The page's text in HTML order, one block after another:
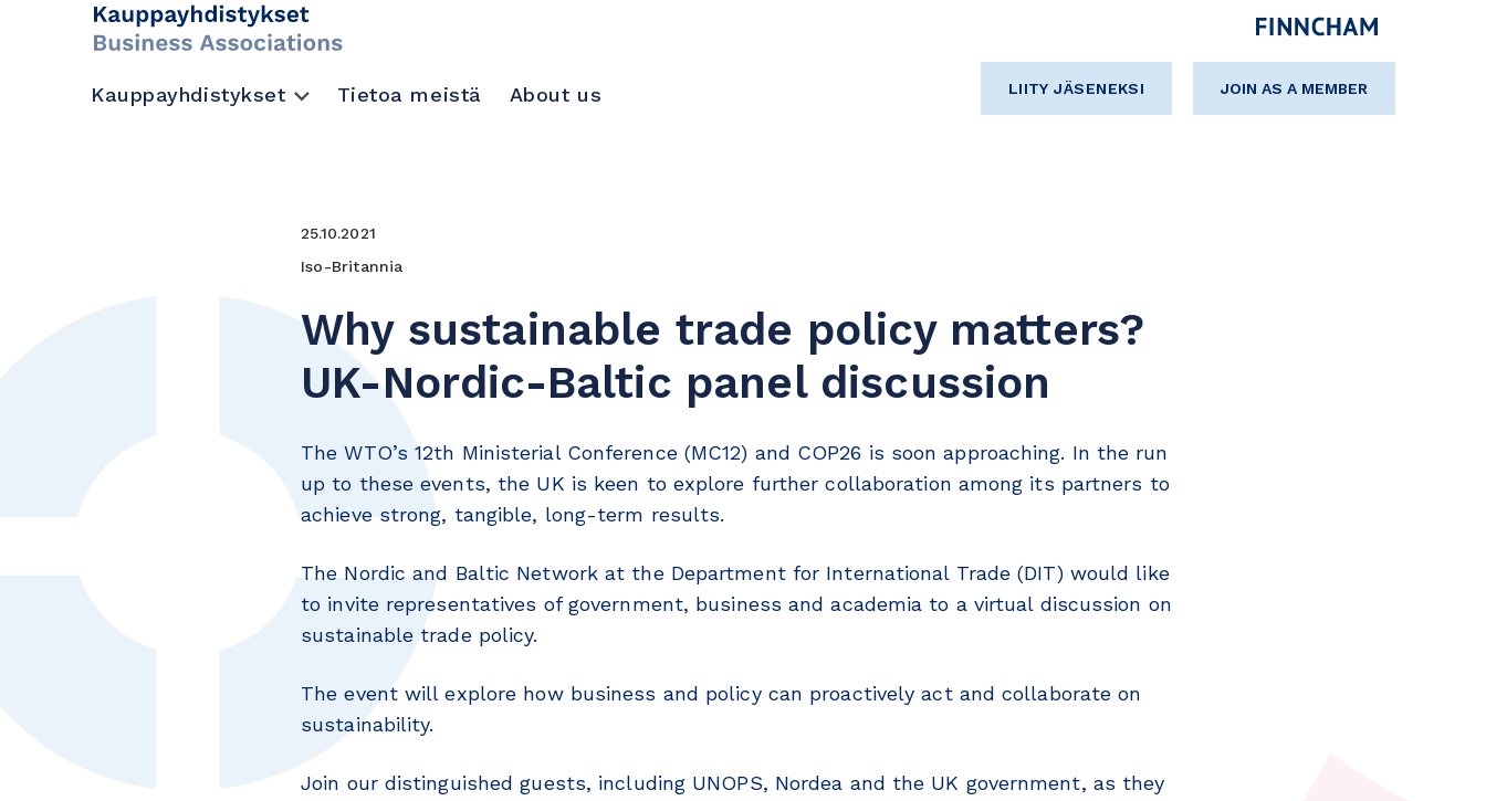
Kauppayhdistykset Tietoa meistä About us LIITY JÄSENEKSI JOIN AS A MEMBER
25.10.2021
Iso-Britannia
Why sustainable trade policy matters?
UK-Nordic-Baltic panel discussion
The WTO’s 12th Ministerial Conference (MC12) and COP26 is soon approaching. In the run
up to these events, the UK is keen to explore further collaboration among its partners to
achieve strong, tangible, long-term results.
The Nordic and Baltic Network at the Department for International Trade (DIT) would like
to invite representatives of government, business and academia to a virtual discussion on
sustainable trade policy.
The event will explore how business and policy can proactively act and collaborate on
sustainability.
Join our distinguished guests, including UNOPS, Nordea and the UK government, as they